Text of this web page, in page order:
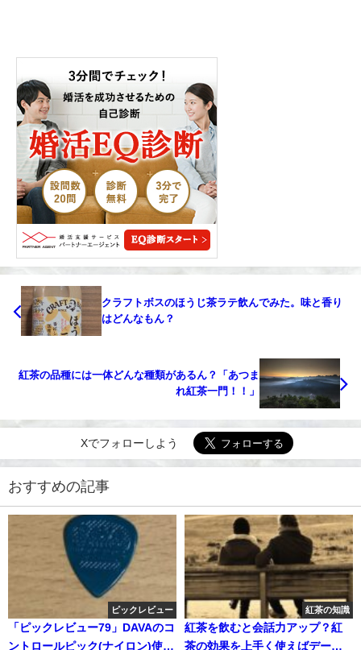
クラフトボスのほうじ茶ラテ飲んでみた。味と香り
はどんなもん？
紅茶の品種には一体どんな種類があるん？「あつま
れ紅茶一門！！」￼
Xでフォローしよう
おすすめの記事
ピックレビュー
「ピックレビュー79」DAVAのコ
ントロールピック(ナイロン)使っ
紅茶の知識
紅茶を飲むと会話力アップ？紅
茶の効果を上手く使えばデート